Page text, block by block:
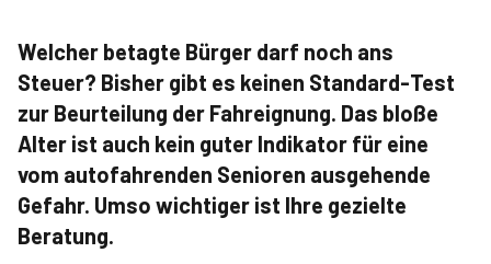
Welcher betagte Bürger darf noch ans
Steuer? Bisher gibt es keinen Standard-Test
zur Beurteilung der Fahreignung. Das bloße
Alter ist auch kein guter Indikator für eine
vom autofahrenden Senioren ausgehende
Gefahr. Umso wichtiger ist Ihre gezielte
Beratung.